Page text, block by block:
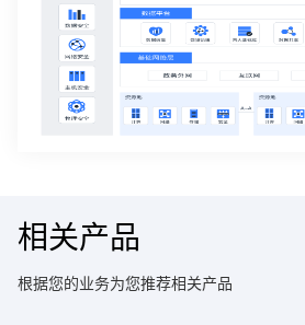
相关产品
根据您的业务为您推荐相关产品